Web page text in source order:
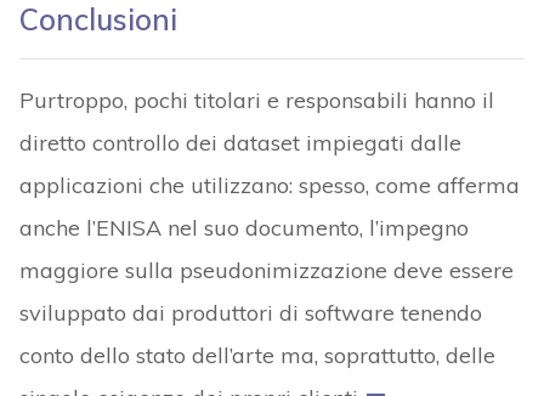
Conclusioni
Purtroppo, pochi titolari e responsabili hanno il
diretto controllo dei dataset impiegati dalle
applicazioni che utilizzano: spesso, come afferma
anche l’ENISA nel suo documento, l’impegno
maggiore sulla pseudonimizzazione deve essere
sviluppato dai produttori di software tenendo
conto dello stato dell’arte ma, soprattutto, delle